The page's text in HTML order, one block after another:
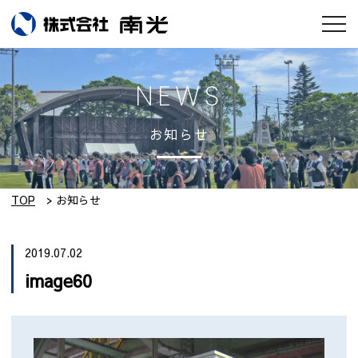
会社情報
南光のモノづくり
工場紹介
実績集
採用情報
NEWS
お知らせ
TOP お知らせ
2019.07.02
image60